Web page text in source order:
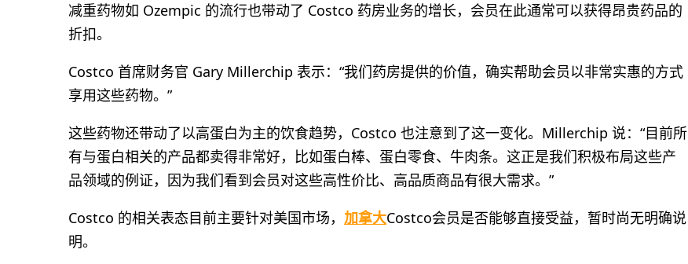
减重药物如 Ozempic 的流行也带动了 Costco 药房业务的增长，会员在此通常可以获得昂贵药品的
折扣。
Costco 首席财务官 Gary Millerchip 表示：“我们药房提供的价值，确实帮助会员以非常实惠的方式
享用这些药物。”
这些药物还带动了以高蛋白为主的饮食趋势，Costco 也注意到了这一变化。Millerchip 说：“目前所
有与蛋白相关的产品都卖得非常好，比如蛋白棒、蛋白零食、牛肉条。这正是我们积极布局这些产
品领域的例证，因为我们看到会员对这些高性价比、高品质商品有很大需求。”
Costco 的相关表态目前主要针对美国市场， 加拿大Costco会员是否能够直接受益，暂时尚无明确说
明。